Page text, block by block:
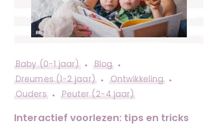
Baby (0-1 jaar)
Blog
Dreumes (1-2 jaar)
Ontwikkeling
Ouders
Peuter (2-4 jaar)
Interactief voorlezen: tips en tricks